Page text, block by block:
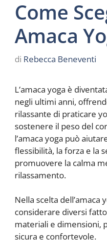
Come
Amaca
di Rebecca Beneventi
L’amaca yoga è
negli ultimi anni,
rilassante di praticare
sostenere il peso del
l’amaca yoga può
flessibilità, la forza e la
promuovere la calma
rilassamento.
Nella scelta dell’amaca
considerare diversi
materiali e dimensioni,
sicura e confortevole.